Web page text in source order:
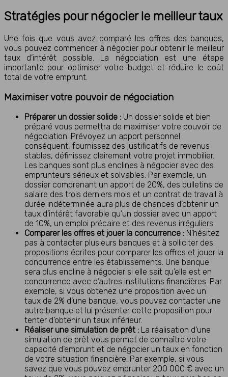
Stratégies pour négocier le meilleur taux
Une fois que vous avez comparé les offres des banques,
vous pouvez commencer à négocier pour obtenir le meilleur
taux d’intérêt possible. La négociation est une étape
importante pour optimiser votre budget et réduire le coût
total de votre emprunt.
Maximiser votre pouvoir de négociation
Préparer un dossier solide : Un dossier solide et bien
préparé vous permettra de maximiser votre pouvoir de
négociation. Prévoyez un apport personnel
conséquent, fournissez des justificatifs de revenus
stables, définissez clairement votre projet immobilier.
Les banques sont plus enclines à négocier avec des
emprunteurs sérieux et solvables. Par exemple, un
dossier comprenant un apport de 20%, des bulletins de
salaire des trois derniers mois et un contrat de travail à
durée indéterminée aura plus de chances d’obtenir un
taux d’intérêt favorable qu’un dossier avec un apport
de 10%, un emploi précaire et des revenus irréguliers.
Comparer les offres et jouer la concurrence : N’hésitez
pas à contacter plusieurs banques et à solliciter des
propositions écrites pour comparer les offres et jouer la
concurrence entre les établissements. Une banque
sera plus encline à négocier si elle sait qu’elle est en
concurrence avec d’autres institutions financières. Par
exemple, si vous obtenez une proposition avec un
taux de 2% d’une banque, vous pouvez contacter une
autre banque et lui présenter cette proposition pour
tenter d’obtenir un taux inférieur.
Réaliser une simulation de prêt : La réalisation d’une
simulation de prêt vous permet de connaître votre
capacité d’emprunt et de négocier un taux en fonction
de votre situation financière. Par exemple, si vous
savez que vous pouvez emprunter 200 000 € avec un